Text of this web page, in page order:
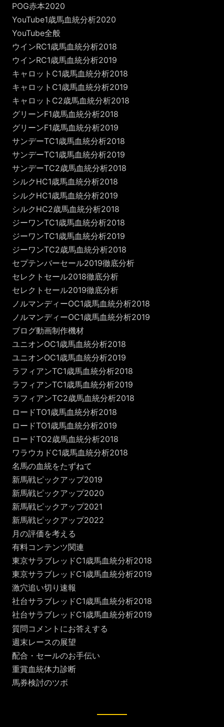
POG赤本2020
YouTube1歳馬血統分析2020
YouTube全般
ウインRC1歳馬血統分析2018
ウインRC1歳馬血統分析2019
キャロットC1歳馬血統分析2018
キャロットC1歳馬血統分析2019
キャロットC2歳馬血統分析2018
グリーンF1歳馬血統分析2018
グリーンF1歳馬血統分析2019
サンデーTC1歳馬血統分析2018
サンデーTC1歳馬血統分析2019
サンデーTC2歳馬血統分析2018
シルクHC1歳馬血統分析2018
シルクHC1歳馬血統分析2019
シルクHC2歳馬血統分析2018
ジーワンTC1歳馬血統分析2018
ジーワンTC1歳馬血統分析2019
ジーワンTC2歳馬血統分析2018
セプテンバーセール2019徹底分析
セレクトセール2018徹底分析
セレクトセール2019徹底分析
ノルマンディーOC1歳馬血統分析2018
ノルマンディーOC1歳馬血統分析2019
ブログ動画制作機材
ユニオンOC1歳馬血統分析2018
ユニオンOC1歳馬血統分析2019
ラフィアンTC1歳馬血統分析2018
ラフィアンTC1歳馬血統分析2019
ラフィアンTC2歳馬血統分析2018
ロードTO1歳馬血統分析2018
ロードTO1歳馬血統分析2019
ロードTO2歳馬血統分析2018
ワラウカドC1歳馬血統分析2018
名馬の血統をたずねて
新馬戦ピックアップ2019
新馬戦ピックアップ2020
新馬戦ピックアップ2021
新馬戦ピックアップ2022
月の評価を考える
有料コンテンツ関連
東京サラブレッドC1歳馬血統分析2018
東京サラブレッドC1歳馬血統分析2019
激穴追い切り速報
社台サラブレッドC1歳馬血統分析2018
社台サラブレッドC1歳馬血統分析2019
質問コメントにお答えする
週末レースの展望
配合・セールのお手伝い
重賞血統体力診断
馬券検討のツボ